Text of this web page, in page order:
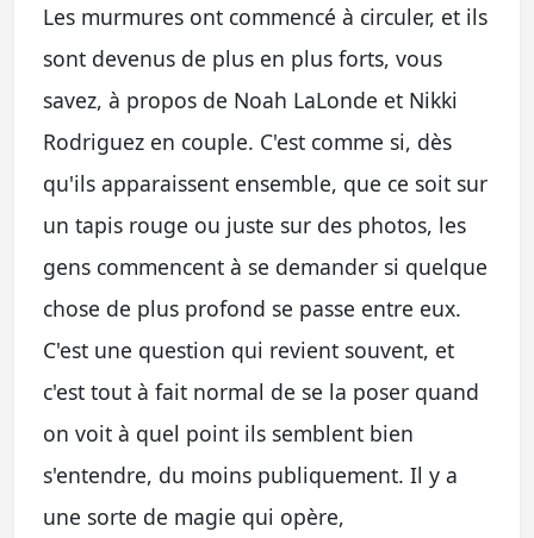
Les murmures ont commencé à circuler, et ils
sont devenus de plus en plus forts, vous
savez, à propos de Noah LaLonde et Nikki
Rodriguez en couple. C'est comme si, dès
qu'ils apparaissent ensemble, que ce soit sur
un tapis rouge ou juste sur des photos, les
gens commencent à se demander si quelque
chose de plus profond se passe entre eux.
C'est une question qui revient souvent, et
c'est tout à fait normal de se la poser quand
on voit à quel point ils semblent bien
s'entendre, du moins publiquement. Il y a
une sorte de magie qui opère,